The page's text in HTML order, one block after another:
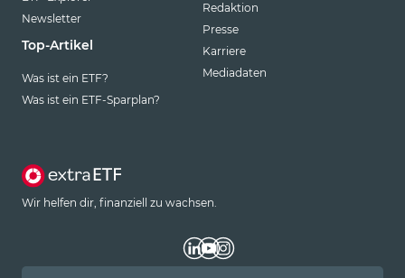
Newsletter
Top-Artikel
Was ist ein ETF?
Was ist ein ETF-Sparplan?
Redaktion
Presse
Karriere
Mediadaten
Wir helfen dir, finanziell zu wachsen.